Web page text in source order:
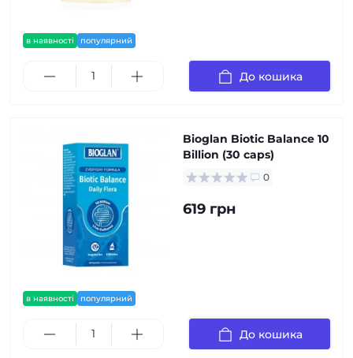
в наявності популярний
До кошика
в наявності популярний
Bioglan Biotic Balance 10
Billion (30 caps)
0
619 грн
До кошика